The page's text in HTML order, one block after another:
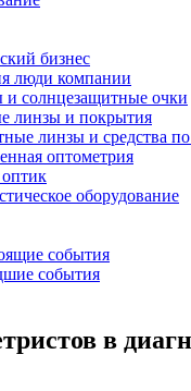
бизнес
люди компании
солнцезащитные очки
линзы и покрытия
линзы и средства
оптометрия
оборудование
события
события
в